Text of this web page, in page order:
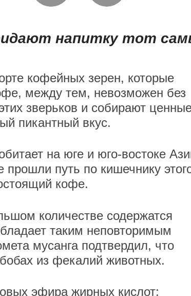
напитку тот
кофейных зерен, которые
между тем, невозможен без
зверьков и собирают
пикантный вкус.
на юге и юго-востоке
путь по кишечнику
кофе.
количестве содержатся
таким неповторимым
мусанга подтвердил, что
из фекалий животных.
эфира жирных кислот: